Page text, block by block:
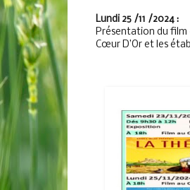
Lundi 25 /11 /2024 :
Présentation du film
Cœur D’Or et les